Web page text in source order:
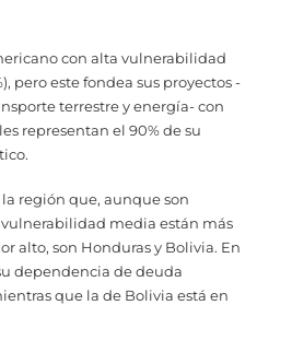
con alta vulnerabilidad
pero este fondea sus proyectos -
terrestre y energía- con
representan el 90% de su
la región que, aunque son
media están más
alto, son Honduras y Bolivia. En
dependencia de deuda
que la de Bolivia está en